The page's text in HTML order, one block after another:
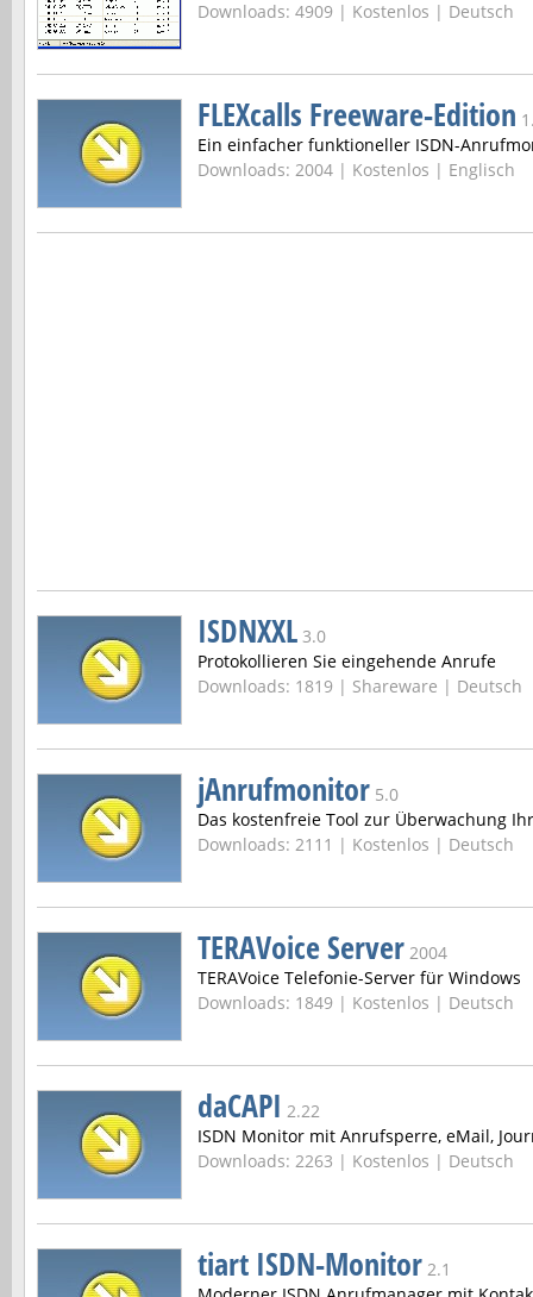
Downloads: 4909 | Kostenlos | Deutsch
FLEXcalls Freeware-Edition
Ein einfacher funktioneller ISDN-
Downloads: 2004 | Kostenlos | Englisch
ISDNXXL 3.0
Protokollieren Sie eingehende Anrufe
Downloads: 1819 | Shareware | Deutsch
jAnrufmonitor 5.0
Das kostenfreie Tool zur Überwachung
Downloads: 2111 | Kostenlos | Deutsch
TERAVoice Server 2004
TERAVoice Telefonie-Server für Windows
Downloads: 1849 | Kostenlos | Deutsch
daCAPI 2.22
ISDN Monitor mit Anrufsperre, eMail,
Downloads: 2263 | Kostenlos | Deutsch
tiart ISDN-Monitor 2.1